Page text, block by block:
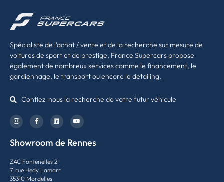
Spécialiste de l’achat / vente et de la recherche sur mesure de
voitures de sport et de prestige, France Supercars propose
également de nombreux services comme le financement, le
gardiennage, le transport ou encore le detailing.
Confiez-nous la recherche de votre futur véhicule
Showroom de Rennes
ZAC Fontenelles 2
7, rue Hedy Lamarr
35310 Mordelles